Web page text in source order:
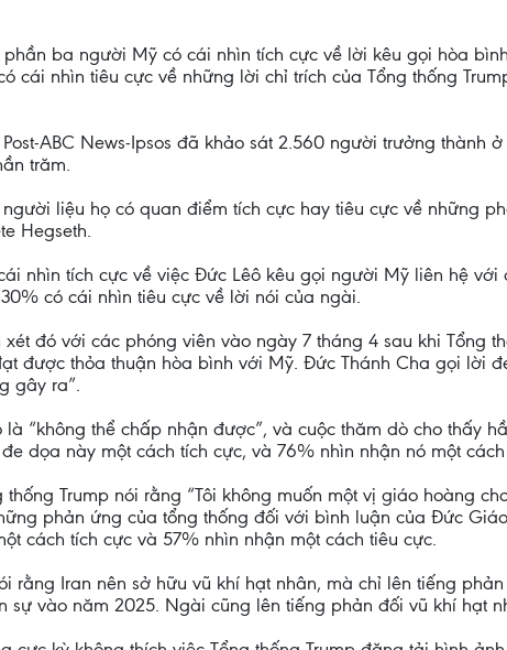
ba người Mỹ có cái nhìn tích cực về lời kêu gọi hòa
cái nhìn tiêu cực về những lời chỉ trích của Tổng thống
ABC News-Ipsos đã khảo sát 2.560 người trưởng thành
trăm.
liệu họ có quan điểm tích cực hay tiêu cực về những
Hegseth.
nhìn tích cực về việc Đức Lêô kêu gọi người Mỹ liên hệ
có cái nhìn tiêu cực về lời nói của ngài.
đó với các phóng viên vào ngày 7 tháng 4 sau khi Tổng
được thỏa thuận hòa bình với Mỹ. Đức Thánh Cha gọi lời
gây ra”.
“không thể chấp nhận được”, và cuộc thăm dò cho thấy
dọa này một cách tích cực, và 76% nhìn nhận nó một cách
Trump nói rằng “Tôi không muốn một vị giáo hoàng
phản ứng của tổng thống đối với bình luận của Đức
cách tích cực và 57% nhìn nhận một cách tiêu cực.
rằng Iran nên sở hữu vũ khí hạt nhân, mà chỉ lên tiếng
sự vào năm 2025. Ngài cũng lên tiếng phản đối vũ khí hạt